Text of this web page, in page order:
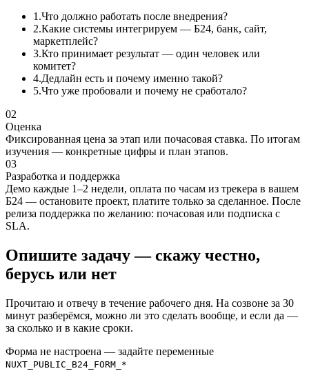
1.Что должно работать после внедрения?
2.Какие системы интегрируем — Б24, банк, сайт,
маркетплейс?
3.Кто принимает результат — один человек или
комитет?
4.Дедлайн есть и почему именно такой?
5.Что уже пробовали и почему не сработало?
02
Оценка
Фиксированная цена за этап или почасовая ставка. По итогам
изучения — конкретные цифры и план этапов.
03
Разработка и поддержка
Демо каждые 1–2 недели, оплата по часам из трекера в вашем
Б24 — остановите проект, платите только за сделанное. После
релиза поддержка по желанию: почасовая или подписка с
SLA.
Опишите задачу — скажу честно,
берусь или нет
Прочитаю и отвечу в течение рабочего дня. На созвоне за 30
минут разберёмся, можно ли это сделать вообще, и если да —
за сколько и в какие сроки.
Форма не настроена — задайте переменные
NUXT_PUBLIC_B24_FORM_*